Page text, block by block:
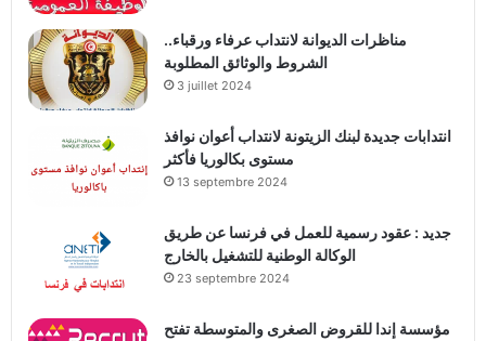
مناظرات الديوانة لانتداب عرفاء ورقباء..
الشروط والوثائق المطلوبة
3 juillet 2024
انتدابات جديدة لبنك الزيتونة لانتداب أعوان نوافذ
مستوى بكالوريا فأكثر
13 septembre 2024
جديد : عقود رسمية للعمل في فرنسا عن طريق
الوكالة الوطنية للتشغيل بالخارج
23 septembre 2024
مؤسسة إندا للقروض الصغرى والمتوسطة تفتح